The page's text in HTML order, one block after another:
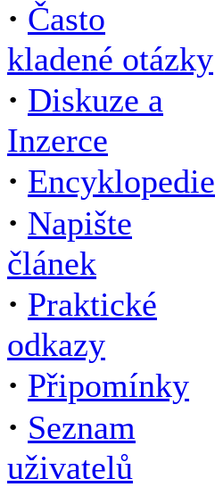
· Často
kladené otázky
· Diskuze a
Inzerce
· Encyklopedie
· Napište
článek
· Praktické
odkazy
· Připomínky
· Seznam
uživatelů